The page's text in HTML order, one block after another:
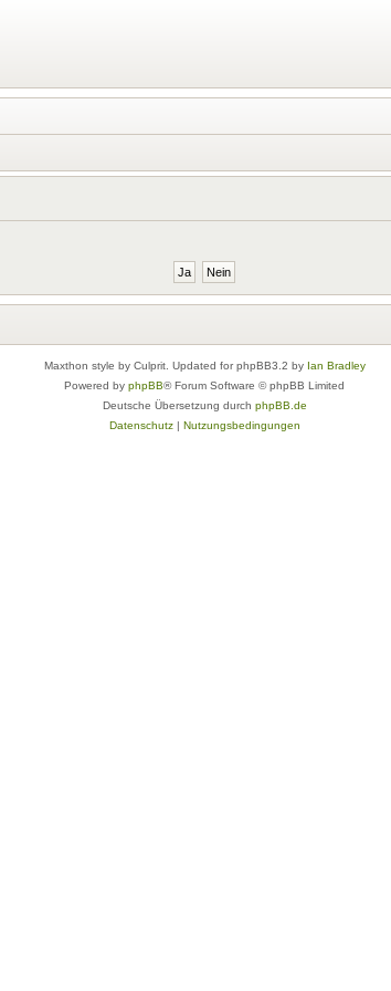
Maxthon style by Culprit. Updated for phpBB3.2 by Ian Bradley
Powered by phpBB® Forum Software © phpBB Limited
Deutsche Übersetzung durch phpBB.de
Datenschutz| Nutzungsbedingungen